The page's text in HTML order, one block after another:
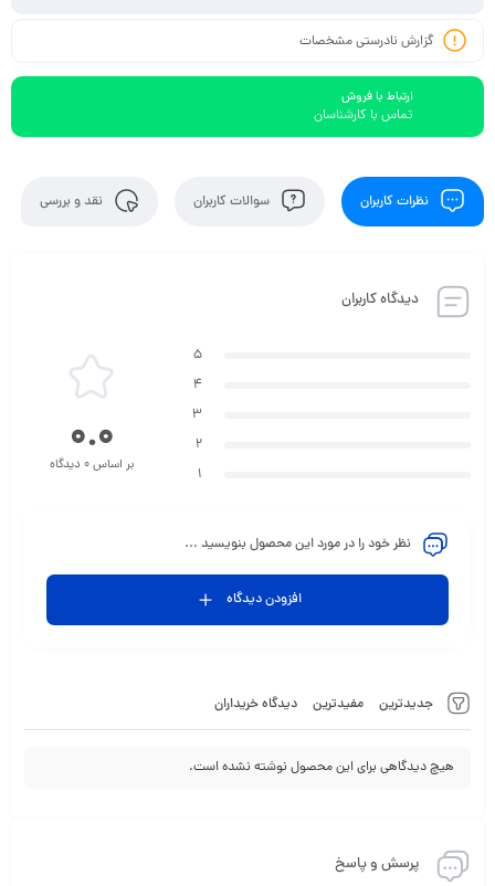
گزارش نادرستی مشخصات
ارتباط با فروش
تماس با کارشناسان
نظرات کاربران سوالات کاربران نقد و بررسی
دیدگاه کاربران
جدیدترین مفیدترین دیدگاه خریداران
هیچ دیدگاهی برای این محصول نوشته نشده است.
5
4
3
2
1
0.0
بر اساس 0 دیدگاه
نظر خود را در مورد این محصول بنویسید ...
افزودن دیدگاه
پرسش و پاسخ